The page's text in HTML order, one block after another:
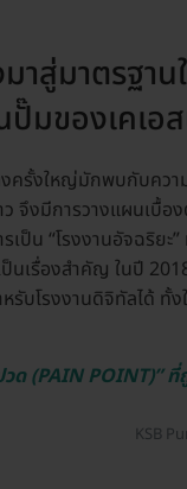
าสู่มาตรฐา
ปั๊มของเคเ
ครั้งใหญ่มักพบกับคว
จึงมีการวางแผนเบื้อ
ป็น “โรงงานอัจฉริยะ
ป็นเรื่องสำคัญ ในปี
หรับโรงงานดิจิทัลได้
วด (PAIN POINT)”
KSB